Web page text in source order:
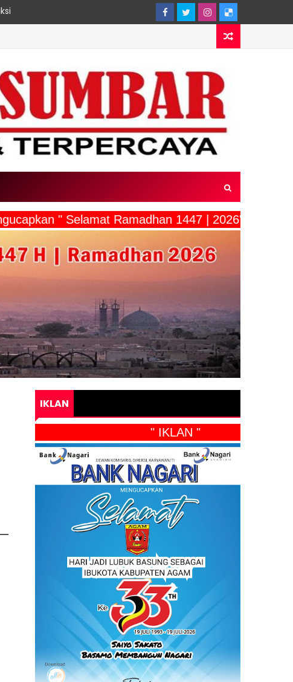
" Selamat Ramadhan 1447 | 2026"
IKLAN
" IKLAN "